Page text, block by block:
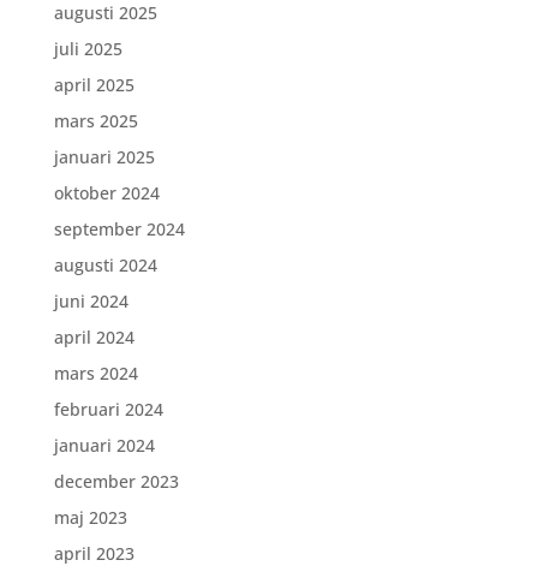
augusti 2025
juli 2025
april 2025
mars 2025
januari 2025
oktober 2024
september 2024
augusti 2024
juni 2024
april 2024
mars 2024
februari 2024
januari 2024
december 2023
maj 2023
april 2023